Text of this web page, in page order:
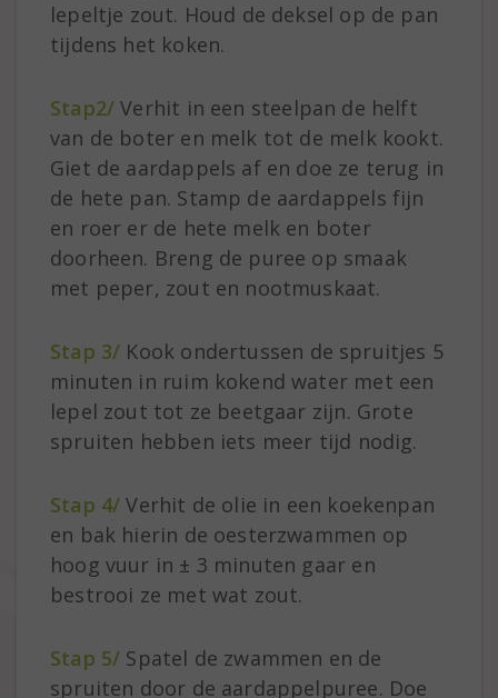
lepeltje zout. Houd de deksel op de pan
tijdens het koken.
Stap2/ Verhit in een steelpan de helft
van de boter en melk tot de melk kookt.
Giet de aardappels af en doe ze terug in
de hete pan. Stamp de aardappels fijn
en roer er de hete melk en boter
doorheen. Breng de puree op smaak
met peper, zout en nootmuskaat.
Stap 3/ Kook ondertussen de spruitjes 5
minuten in ruim kokend water met een
lepel zout tot ze beetgaar zijn. Grote
spruiten hebben iets meer tijd nodig.
Stap 4/ Verhit de olie in een koekenpan
en bak hierin de oesterzwammen op
hoog vuur in ± 3 minuten gaar en
bestrooi ze met wat zout.
Stap 5/ Spatel de zwammen en de
spruiten door de aardappelpuree. Doe